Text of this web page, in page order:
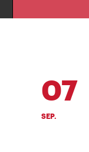
07
SEP.